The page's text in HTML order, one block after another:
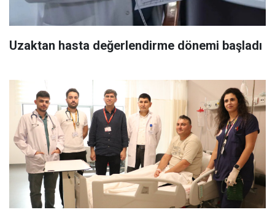
Uzaktan hasta değerlendirme dönemi başladı